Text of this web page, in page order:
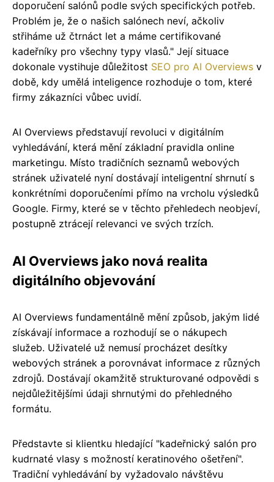
doporučení salónů podle svých specifických potřeb.
Problém je, že o našich salónech neví, ačkoliv
střiháme už čtrnáct let a máme certifikované
kadeřníky pro všechny typy vlasů." Její situace
dokonale vystihuje důležitost SEO pro AI Overviews v
době, kdy umělá inteligence rozhoduje o tom, které
firmy zákazníci vůbec uvidí.
AI Overviews představují revoluci v digitálním
vyhledávání, která mění základní pravidla online
marketingu. Místo tradičních seznamů webových
stránek uživatelé nyní dostávají inteligentní shrnutí s
konkrétními doporučeními přímo na vrcholu výsledků
Google. Firmy, které se v těchto přehledech neobjeví,
postupně ztrácejí relevanci ve svých trzích.
AI Overviews jako nová realita
digitálního objevování
AI Overviews fundamentálně mění způsob, jakým lidé
získávají informace a rozhodují se o nákupech
služeb. Uživatelé už nemusí procházet desítky
webových stránek a porovnávat informace z různých
zdrojů. Dostávají okamžitě strukturované odpovědi s
nejdůležitějšími údaji shrnutými do přehledného
formátu.
Představte si klientku hledající "kadeřnický salón pro
kudrnaté vlasy s možností keratinového ošetření".
Tradiční vyhledávání by vyžadovalo návštěvu